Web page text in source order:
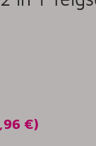
€)